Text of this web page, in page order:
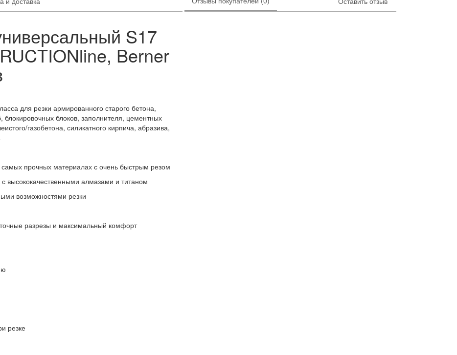
S17
Berner
для резки армированного старого бетона,
блоков, заполнителя, цементных
газобетона, силикатного кирпича, абразива,
прочных материалах с очень быстрым резом
высококачественными алмазами и титаном
возможностями резки
разрезы и максимальный комфорт
резке